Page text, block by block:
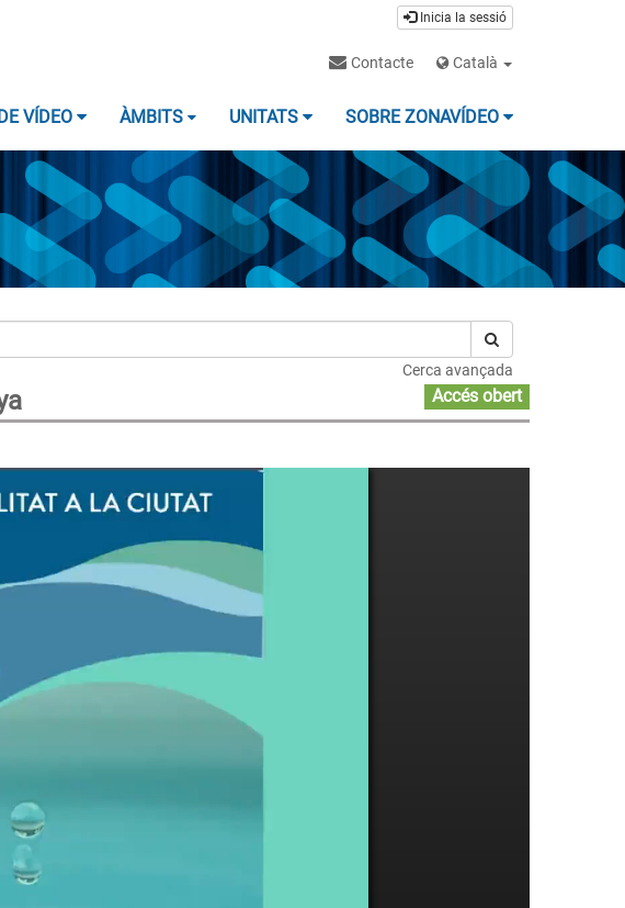
Inicia la sessió
Contacte Català
VÍDEO ÀMBITS UNITATS SOBRE ZONAVÍDEO
Cerca avançada
Accés obert